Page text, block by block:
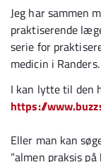
Jeg har sammen
praktiserende
serie for
medicin i Randers.
I kan lytte til den
https://
Eller man kan
”almen praksis på